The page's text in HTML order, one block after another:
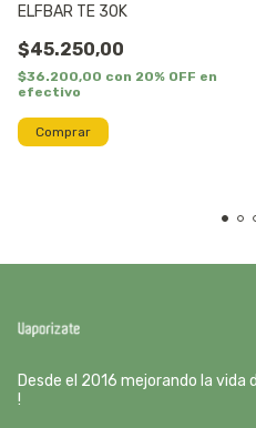
ELFBAR TE 30K
$45.250,00
$36.200,00 con 20% OFF en
efectivo
Comprar
Desde el 2016 mejorando la
!